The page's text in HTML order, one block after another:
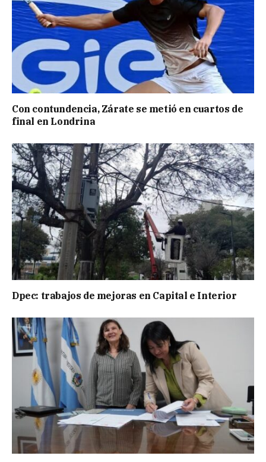
Con contundencia, Zárate se metió en cuartos de
final en Londrina
Dpec: trabajos de mejoras en Capital e Interior